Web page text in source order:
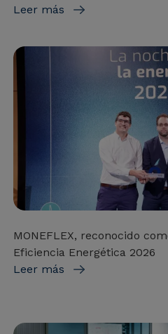
Leer más
MONEFLEX, reconocido
Eficiencia Energética 2026
Leer más